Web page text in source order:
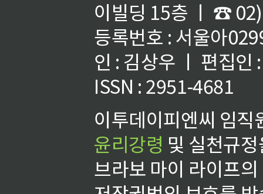
이빌딩 15층 ㅣ ☎
등록번호 : 서울아
인 : 김상우 ㅣ 편집인
ISSN : 2951-4681
이투데이피엔씨 임
윤리강령 및 실천규
브라보 마이 라이프